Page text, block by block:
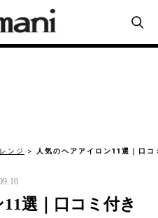
ンジ 人気のヘアアイロン11選｜口
選｜口コミ付き